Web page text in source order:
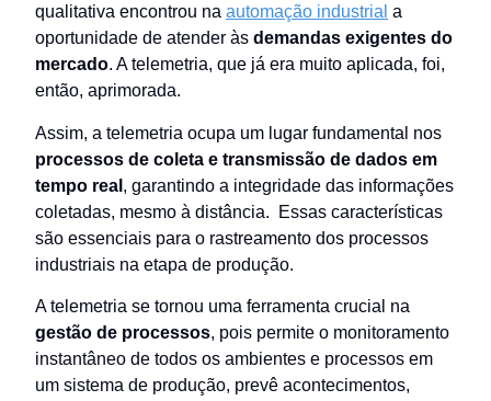
qualitativa encontrou na automação industrial a
oportunidade de atender às demandas exigentes do
mercado. A telemetria, que já era muito aplicada, foi,
então, aprimorada.
Assim, a telemetria ocupa um lugar fundamental nos
processos de coleta e transmissão de dados em
tempo real , garantindo a integridade das informações
coletadas, mesmo à distância. Essas características
são essenciais para o rastreamento dos processos
industriais na etapa de produção.
A telemetria se tornou uma ferramenta crucial na
gestão de processos, pois permite o monitoramento
instantâneo de todos os ambientes e processos em
um sistema de produção, prevê acontecimentos,